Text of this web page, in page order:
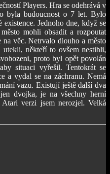
Players. Hra se odehrává v
byla budoucnost o 7 let. Bylo
Jednoho dne, když se
mohli obsadit a rozpoutat
věc. Netrvalo dlouho a město
někteří to ovšem nestihli,
proto byl opět povolán
situaci vyřešil. Tentokrát se
a vydal se na záchranu. Nemá
vazu. Existují ještě další dva
dvojka, je na všechny herní
verzi jsem nerozjel. Velká